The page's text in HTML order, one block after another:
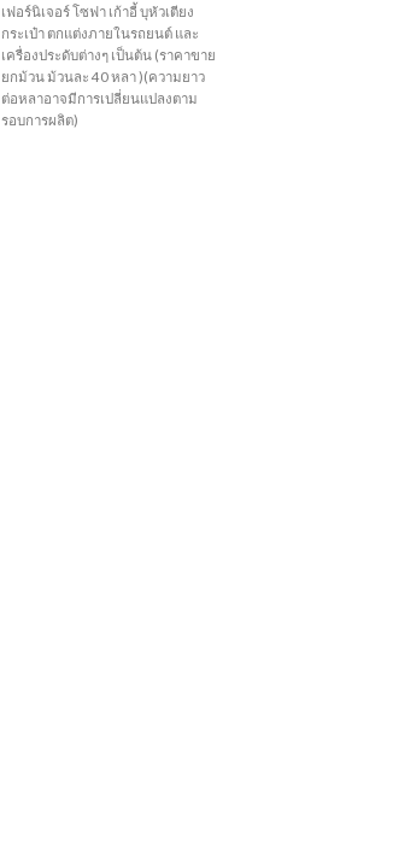
เฟอร์นิเจอร์ โซฟา เก้าอี้ บุหัวเตียง
กระเป๋า ตกแต่งภายในรถยนต์ และ
เครื่องประดับต่างๆ เป็นต้น (ราคาขาย
ยกม้วน ม้วนละ 40 หลา )(ความยาว
ต่อหลาอาจมีการเปลี่ยนแปลงตาม
รอบการผลิต)